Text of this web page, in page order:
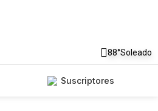
88°Soleado
Suscriptores